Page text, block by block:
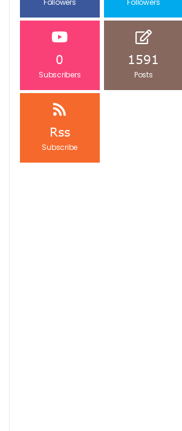
Followers Followers
0
Subscribers
1591
Posts
Rss
Subscribe